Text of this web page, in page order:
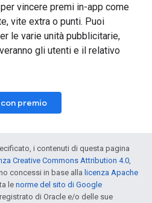
vincere premi in-app come
vite extra o punti. Puoi
le varie unità pubblicitarie,
gli utenti e il relativo
premio
i contenuti di questa pagina
Creative Commons Attribution 4.0
concessi in base alla licenza Apache
le norme del sito di Google
registrato di Oracle e/o delle sue